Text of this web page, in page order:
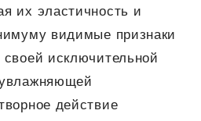
их эластичность и
видимые признаки
своей исключительной
действие